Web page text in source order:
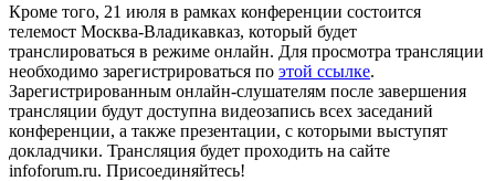
Кроме того, 21 июля в рамках конференции состоится
телемост Москва-Владикавказ, который будет
транслироваться в режиме онлайн. Для просмотра трансляции
необходимо зарегистрироваться по этой ссылке.
Зарегистрированным онлайн-слушателям после завершения
трансляции будут доступна видеозапись всех заседаний
конференции, а также презентации, с которыми выступят
докладчики. Трансляция будет проходить на сайте
infoforum.ru. Присоединяйтесь!